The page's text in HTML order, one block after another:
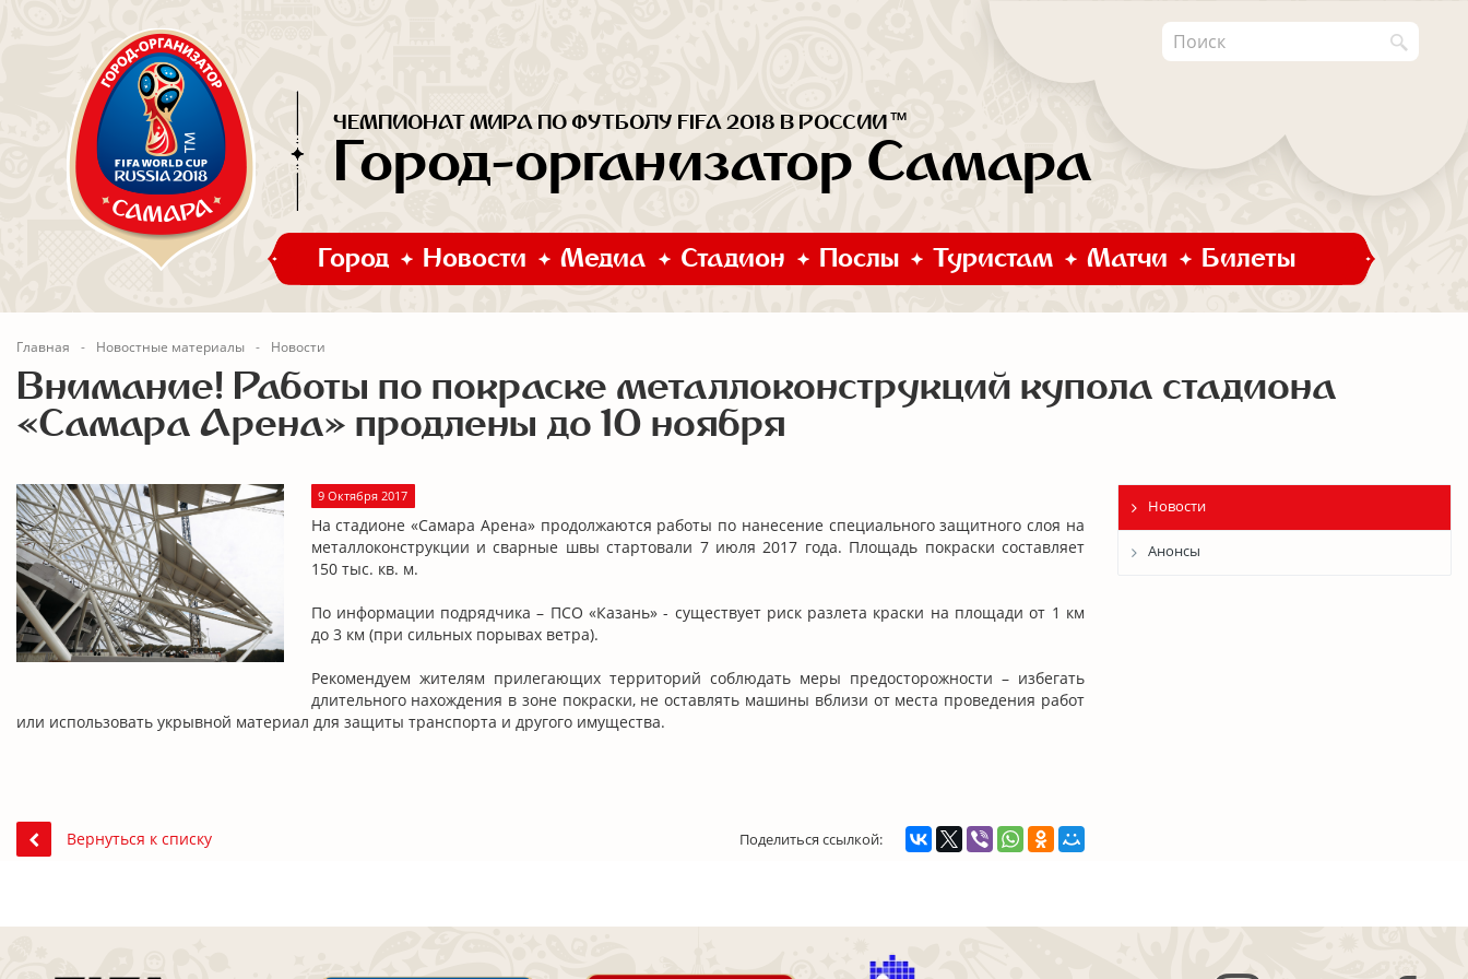
ЧЕМПИОНАТ МИРА ПО ФУТБОЛУ FIFA 2018 В РОССИИ™
Город-организатор Самара
Город Новости Медиа Стадион Послы Туристам Матчи Билеты
Главная Новостные материалы Новости
Внимание! Работы по покраске металлоконструкций купола стадиона
«Самара Арена» продлены до 10 ноября
9 Октября 2017
На стадионе «Самара Арена» продолжаются работы по нанесение специального защитного слоя на
металлоконструкции и сварные швы стартовали 7 июля 2017 года. Площадь покраски составляет
150 тыс. кв. м.
По информации подрядчика – ПСО «Казань» - существует риск разлета краски на площади от 1 км
до 3 км (при сильных порывах ветра).
Рекомендуем жителям прилегающих территорий соблюдать меры предосторожности – избегать
длительного нахождения в зоне покраски, не оставлять машины вблизи от места проведения работ
или использовать укрывной материал для защиты транспорта и другого имущества.
Поделиться ссылкой:
Вернуться к списку
Новости
Анонсы